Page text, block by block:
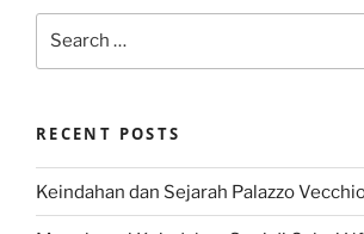
RECENT POSTS
Keindahan dan Sejarah Palazzo